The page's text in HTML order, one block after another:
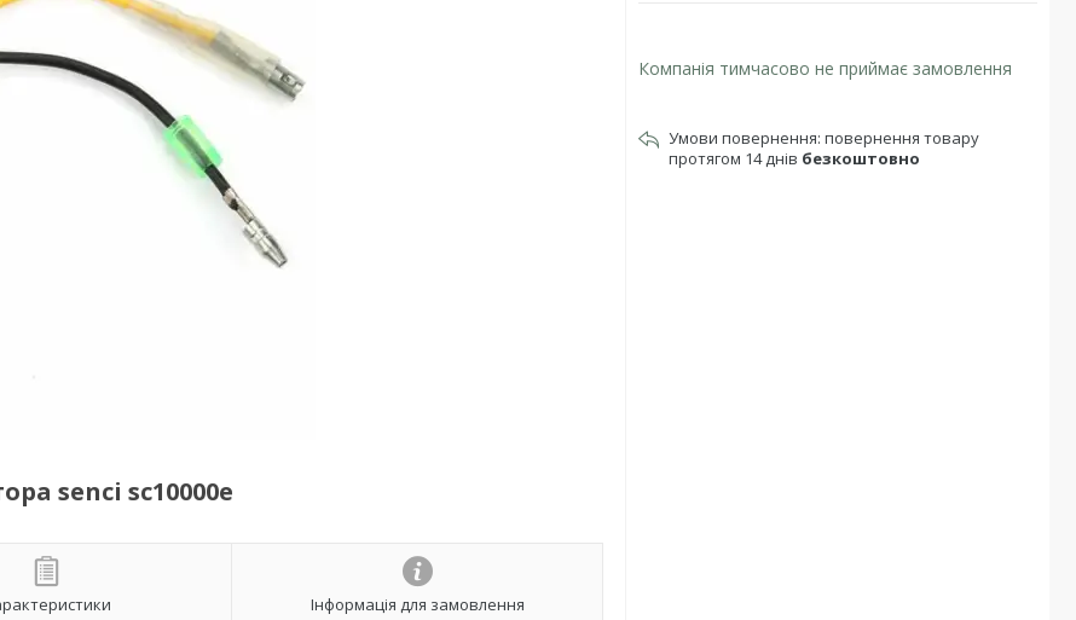
senci sc10000e
Інформація для замовлення
Компанія тимчасово не приймає замовлення
повернення товару
протягом 14 днів безкоштовно